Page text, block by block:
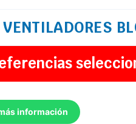
VENTILADORES
información